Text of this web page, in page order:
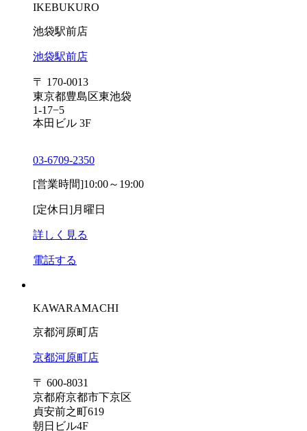
IKEBUKURO
池袋駅前店
池袋駅前店
〒 170-0013
東京都豊島区東池袋
1-17−5
本田ビル 3F
03-6709-2350
[営業時間]10:00～19:00
[定休日]月曜日
詳しく見る
電話する
KAWARAMACHI
京都河原町店
京都河原町店
〒 600-8031
京都府京都市下京区
貞安前之町619
朝日ビル4F